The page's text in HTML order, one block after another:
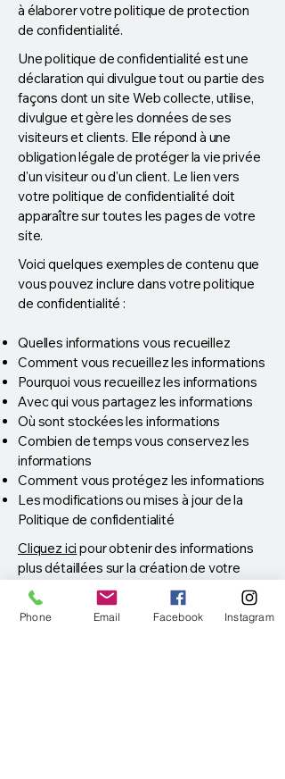
à élaborer votre politique de protection
de confidentialité.
Une politique de confidentialité est une
déclaration qui divulgue tout ou partie des
façons dont un site Web collecte, utilise,
divulgue et gère les données de ses
visiteurs et clients. Elle répond à une
obligation légale de protéger la vie privée
d'un visiteur ou d'un client. Le lien vers
votre politique de confidentialité doit
apparaître sur toutes les pages de votre
site.
Voici quelques exemples de contenu que
vous pouvez inclure dans votre politique
de confidentialité :
Quelles informations vous recueillez
Comment vous recueillez les informations
Pourquoi vous recueillez les informations
Avec qui vous partagez les informations
Où sont stockées les informations
Combien de temps vous conservez les
informations
Comment vous protégez les informations
Les modifications ou mises à jour de la
Politique de confidentialité
Cliquez ici pour obtenir des informations
plus détaillées sur la création de votre
politique de confidentialité.
Association Envolée
Phone Email Facebook Instagram